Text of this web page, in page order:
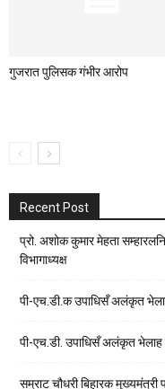
गुजरात पुलिसक गंभीर आरोप
Recent Post
प्रो. अशोक कुमार मेहता
विभागाध्यक्ष
पी-एच.डी.क उपाधिसँ अलंकृत
पी-एच.डी. उपाधिसँ अलंकृत भेलाह
सम्राट चौधरी बिहारक